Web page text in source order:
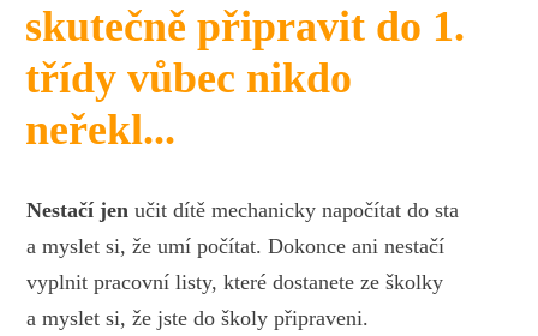
skutečně připravit do 1.
třídy vůbec nikdo
neřekl...
Nestačí jen učit dítě mechanicky napočítat do sta
a myslet si, že umí počítat. Dokonce ani nestačí
vyplnit pracovní listy, které dostanete ze školky
a myslet si, že jste do školy připraveni.